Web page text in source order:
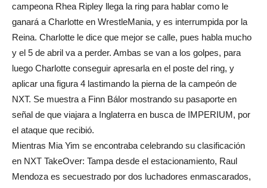
campeona Rhea Ripley llega la ring para hablar como le
ganará a Charlotte en WrestleMania, y es interrumpida por la
Reina. Charlotte le dice que mejor se calle, pues habla mucho
y el 5 de abril va a perder. Ambas se van a los golpes, para
luego Charlotte conseguir apresarla en el poste del ring, y
aplicar una figura 4 lastimando la pierna de la campeón de
NXT. Se muestra a Finn Bálor mostrando su pasaporte en
señal de que viajara a Inglaterra en busca de IMPERIUM, por
el ataque que recibió.
Mientras Mia Yim se encontraba celebrando su clasificación
en NXT TakeOver: Tampa desde el estacionamiento, Raul
Mendoza es secuestrado por dos luchadores enmascarados,